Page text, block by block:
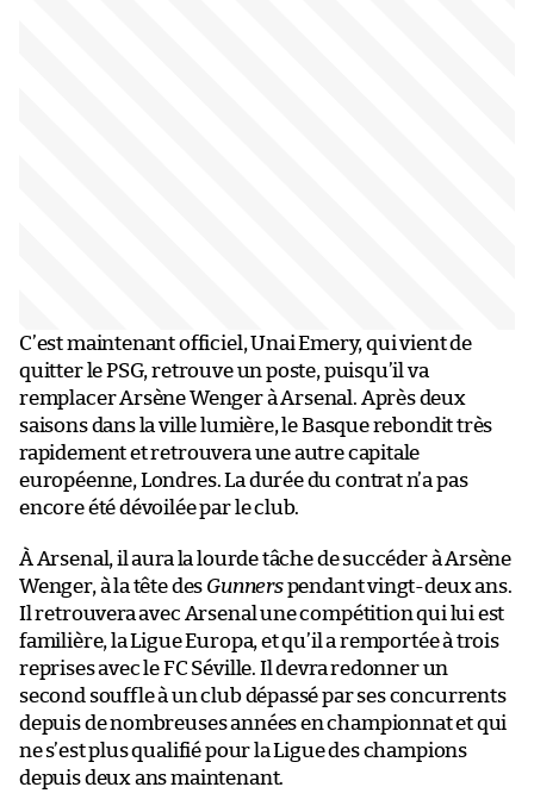
C’est maintenant officiel, Unai Emery, qui vient de
quitter le PSG, retrouve un poste, puisqu’il va
remplacer Arsène Wenger à Arsenal. Après deux
saisons dans la ville lumière, le Basque rebondit très
rapidement et retrouvera une autre capitale
européenne, Londres. La durée du contrat n’a pas
encore été dévoilée par le club.
À Arsenal, il aura la lourde tâche de succéder à Arsène
Wenger, à la tête des Gunnerspendant vingt-deux ans.
Il retrouvera avec Arsenal une compétition qui lui est
familière, la Ligue Europa, et qu’il a remportée à trois
reprises avec le FC Séville. Il devra redonner un
second souffle à un club dépassé par ses concurrents
depuis de nombreuses années en championnat et qui
ne s’est plus qualifié pour la Ligue des champions
depuis deux ans maintenant.